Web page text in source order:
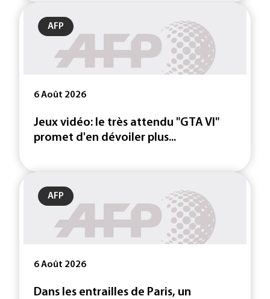
AFP
6 Août 2026
Jeux vidéo: le très attendu "GTA VI"
promet d'en dévoiler plus...
AFP
6 Août 2026
Dans les entrailles de Paris, un